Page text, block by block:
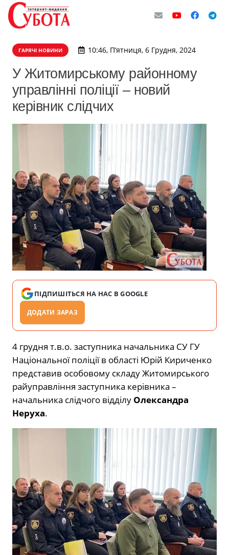
ГАРЯЧІ НОВИНИ 10:46, П’ятниця, 6 Грудня, 2024
У Житомирському районному
управлінні поліції – новий
керівник слідчих
ПІДПИШІТЬСЯ НА НАС В GOOGLE
ДОДАТИ ЗАРАЗ
4 грудня т.в.о. заступника начальника СУ ГУ
Національної поліції в області Юрій Кириченко
представив особовому складу Житомирського
райуправління заступника керівника –
начальника слідчого відділу Олександра
Неруха.